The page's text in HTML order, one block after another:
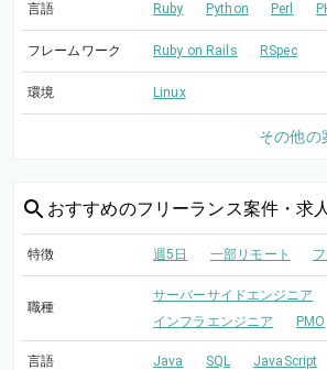
言語 Ruby Python Perl
フレームワーク Ruby on Rails RSpec
環境 Linux
その他の
おすすめのフリーランス案件・求
特徴 週5日 一部リモート
職種
サーバーサイドエンジニア
インフラエンジニア
PMO
言語 Java SQL JavaScript